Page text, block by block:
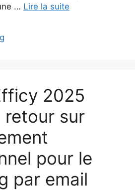
… Lire la suite
2025
retour sur
pour le
par email